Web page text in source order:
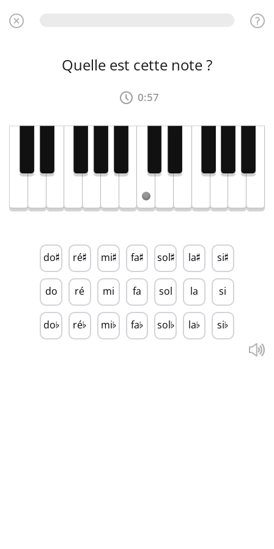
Quelle est cette note ?
0:56
do♯ ré♯ mi♯ fa♯ sol♯ la♯ si♯
do ré mi fa sol la si
do♭ ré♭ mi♭ fa♭ sol♭ la♭ si♭